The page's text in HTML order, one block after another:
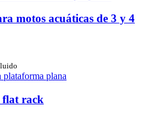
€.
motos acuáticas de 3 y 4
€.
flat rack